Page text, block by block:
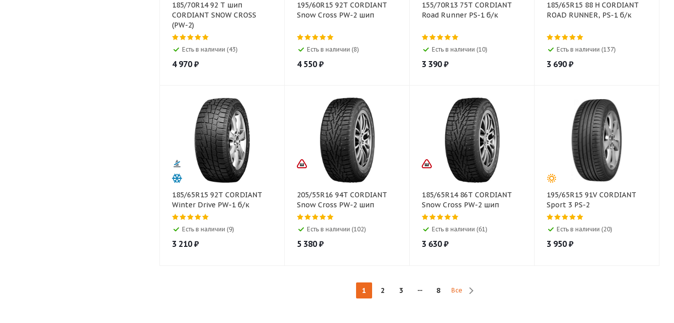
185/70R14 92 T шип
CORDIANT SNOW CROSS
(PW-2)
Есть в наличии (43)
4 970₽
195/60R15 92T CORDIANT
Snow Cross PW-2 шип
Есть в наличии (8)
4 550₽
155/70R13 75T CORDIANT
Road Runner PS-1 б/к
Есть в наличии (10)
3 390₽
185/65R15 88 H CORDIANT
ROAD RUNNER, PS-1 б/к
Есть в наличии (137)
3 690₽
185/65R15 92T CORDIANT
Winter Drive PW-1 б/к
Есть в наличии (9)
3 210₽
205/55R16 94T CORDIANT
Snow Cross PW-2 шип
Есть в наличии (102)
5 380₽
185/65R14 86T CORDIANT
Snow Cross PW-2 шип
Есть в наличии (61)
3 630₽
195/65R15 91V CORDIANT
Sport 3 PS-2
Есть в наличии (20)
3 950₽
1 2 3 8 Все